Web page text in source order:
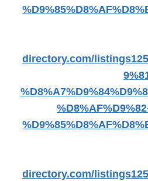
directory.com/
directory.com/